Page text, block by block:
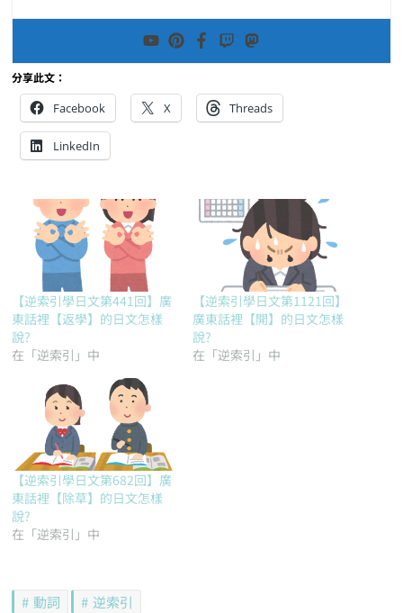
分享此文：
Facebook X Threads
LinkedIn
【逆索引學日文第441回】廣
東話裡【返學】的日文怎樣
說?
在「逆索引」中
【逆索引學日文第1121回】
廣東話裡【開】的日文怎樣
說?
在「逆索引」中
【逆索引學日文第682回】廣
東話裡【除草】的日文怎樣
說?
在「逆索引」中
動詞 逆索引